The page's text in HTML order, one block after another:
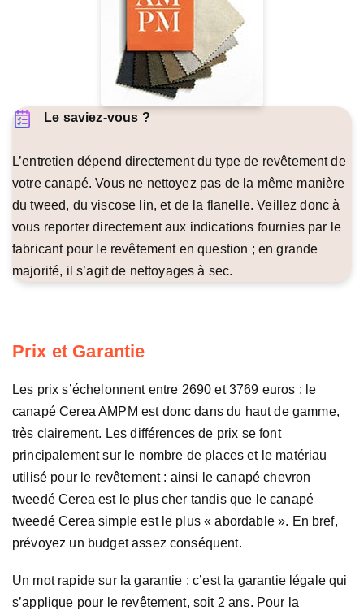
Le saviez-vous ?
L’entretien dépend directement du type de revêtement de
votre canapé. Vous ne nettoyez pas de la même manière
du tweed, du viscose lin, et de la flanelle. Veillez donc à
vous reporter directement aux indications fournies par le
fabricant pour le revêtement en question ; en grande
majorité, il s’agit de nettoyages à sec.
Prix et Garantie
Les prix s’échelonnent entre 2690 et 3769 euros : le
canapé Cerea AMPM est donc dans du haut de gamme,
très clairement. Les différences de prix se font
principalement sur le nombre de places et le matériau
utilisé pour le revêtement : ainsi le canapé chevron
tweedé Cerea est le plus cher tandis que le canapé
tweedé Cerea simple est le plus « abordable ». En bref,
prévoyez un budget assez conséquent.
Un mot rapide sur la garantie : c’est la garantie légale qui
s’applique pour le revêtement, soit 2 ans. Pour la